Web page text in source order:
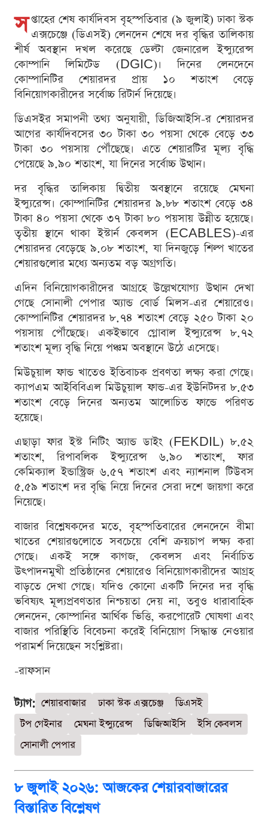
স প্তাহের শেষ কার্যদিবস বৃহস্পতিবার (৯ জুলাই) ঢাকা স্টক
এক্সচেঞ্জে (ডিএসই) লেনদেন শেষে দর বৃদ্ধির তালিকায়
শীর্ষ অবস্থান দখল করেছে ডেল্টা জেনারেল ইন্স্যুরেন্স
কোম্পানি লিমিটেড (DGIC)। দিনের লেনদেনে
কোম্পানিটির শেয়ারদর প্রায় ১০ শতাংশ বেড়ে
বিনিয়োগকারীদের সর্বোচ্চ রিটার্ন দিয়েছে।
ডিএসইর সমাপনী তথ্য অনুযায়ী, ডিজিআইসি-র শেয়ারদর
আগের কার্যদিবসের ৩০ টাকা ৩০ পয়সা থেকে বেড়ে ৩৩
টাকা ৩০ পয়সায় পৌঁছেছে। এতে শেয়ারটির মূল্য বৃদ্ধি
পেয়েছে ৯.৯০ শতাংশ, যা দিনের সর্বোচ্চ উত্থান।
দর বৃদ্ধির তালিকায় দ্বিতীয় অবস্থানে রয়েছে মেঘনা
ইন্স্যুরেন্স। কোম্পানিটির শেয়ারদর ৯.৮৮ শতাংশ বেড়ে ৩৪
টাকা ৪০ পয়সা থেকে ৩৭ টাকা ৮০ পয়সায় উন্নীত হয়েছে।
তৃতীয় স্থানে থাকা ইস্টার্ন কেবলস (ECABLES)-এর
শেয়ারদর বেড়েছে ৯.০৮ শতাংশ, যা দিনজুড়ে শিল্প খাতের
শেয়ারগুলোর মধ্যে অন্যতম বড় অগ্রগতি।
এদিন বিনিয়োগকারীদের আগ্রহে উল্লেখযোগ্য উত্থান দেখা
গেছে সোনালী পেপার অ্যান্ড বোর্ড মিলস-এর শেয়ারেও।
কোম্পানিটির শেয়ারদর ৮.৭৪ শতাংশ বেড়ে ২৫০ টাকা ২০
পয়সায় পৌঁছেছে। একইভাবে গ্লোবাল ইন্স্যুরেন্স ৮.৭২
শতাংশ মূল্য বৃদ্ধি নিয়ে পঞ্চম অবস্থানে উঠে এসেছে।
মিউচুয়াল ফান্ড খাতেও ইতিবাচক প্রবণতা লক্ষ্য করা গেছে।
ক্যাপএম আইবিবিএল মিউচুয়াল ফান্ড-এর ইউনিটদর ৮.৫৩
শতাংশ বেড়ে দিনের অন্যতম আলোচিত ফান্ডে পরিণত
হয়েছে।
এছাড়া ফার ইস্ট নিটিং অ্যান্ড ডাইং (FEKDIL) ৮.৫২
শতাংশ, রিপাবলিক ইন্স্যুরেন্স ৬.৯০ শতাংশ, ফার
কেমিক্যাল ইন্ডাস্ট্রিজ ৬.৫৭ শতাংশ এবং ন্যাশনাল টিউবস
৫.৫৯ শতাংশ দর বৃদ্ধি নিয়ে দিনের সেরা দশে জায়গা করে
নিয়েছে।
বাজার বিশ্লেষকদের মতে, বৃহস্পতিবারের লেনদেনে বীমা
খাতের শেয়ারগুলোতে সবচেয়ে বেশি ক্রয়চাপ লক্ষ্য করা
গেছে। একই সঙ্গে কাগজ, কেবলস এবং নির্বাচিত
উৎপাদনমুখী প্রতিষ্ঠানের শেয়ারেও বিনিয়োগকারীদের আগ্রহ
বাড়তে দেখা গেছে। যদিও কোনো একটি দিনের দর বৃদ্ধি
ভবিষ্যৎ মূল্যপ্রবণতার নিশ্চয়তা দেয় না, তবুও ধারাবাহিক
লেনদেন, কোম্পানির আর্থিক ভিত্তি, করপোরেট ঘোষণা এবং
বাজার পরিস্থিতি বিবেচনা করেই বিনিয়োগ সিদ্ধান্ত নেওয়ার
পরামর্শ দিয়েছেন সংশ্লিষ্টরা।
-রাফসান
ট্যাগ: শেয়ারবাজার ঢাকা স্টক এক্সচেঞ্জ
ডিএসই
টপ গেইনার
মেঘনা ইন্স্যুরেন্স ডিজিআইসি
ইসি কেবলস
সোনালী পেপার
৮ জুলাই ২০২৬: আজকের শেয়ারবাজারের
বিস্তারিত বিশ্লেষণ